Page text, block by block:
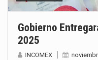
Gobierno
2025
INCOMEX